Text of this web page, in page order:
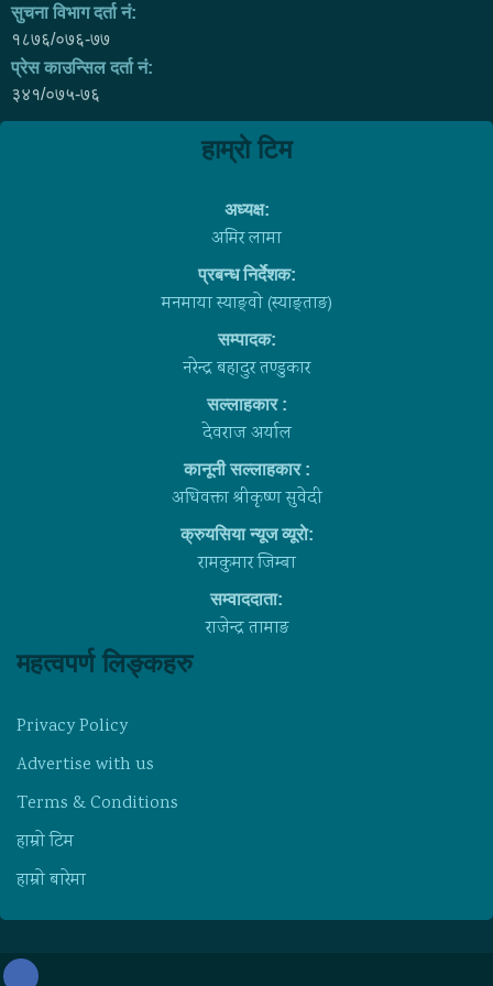
सुचना विभाग दर्ता नं:
१८७६/०७६-७७
प्रेस काउन्सिल दर्ता नं:
३४१/०७५-७६
हाम्राे टिम
अध्यक्ष:
अमिर लामा
प्रबन्ध निर्देशक:
मनमाया स्याङ्वाे (स्याङ्ताङ)
सम्पादक:
नरेन्द्र बहादुर तण्डुकार
सल्लाहकार :
देवराज अर्याल
कानूनी सल्लाहकार :
अधिवक्ता श्रीकृष्ण सुवेदी
क्रुयसिया न्यूज व्यूराे:
रामकुमार जिम्बा
सम्वाददाता:
राजेन्द्र तामाङ
महत्वपर्ण लिङ्कहरु
Privacy Policy
Advertise with us
Terms & Conditions
हाम्राे टिम
हाम्राे बारेमा